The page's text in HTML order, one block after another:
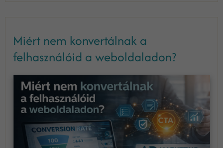
Miért nem konvertálnak a
felhasználóid a weboldaladon?